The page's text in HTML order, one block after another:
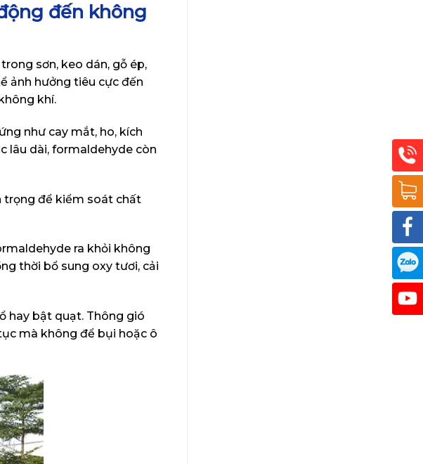
đến không
sơn, keo dán, gỗ ép,
ảnh hưởng tiêu cực đến
khí.
như cay mắt, ho, kích
lâu dài, formaldehyde còn
trọng để kiểm soát chất
ra khỏi không
thời bổ sung oxy tươi, cải
hay bật quạt. Thông gió
mà không để bụi hoặc ô